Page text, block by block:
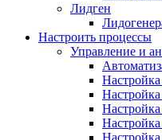
Лидген
Настроить процессы
Управление и